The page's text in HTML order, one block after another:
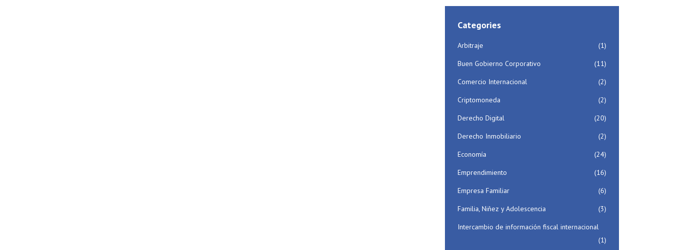
Categories
Arbitraje
(1)
Buen Gobierno Corporativo
(11)
Comercio Internacional
(2)
Criptomoneda
(2)
Derecho Digital
(20)
Derecho Inmobiliario
(2)
Economía
(24)
Emprendimiento
(16)
Empresa Familiar
(6)
Familia, Niñez y Adolescencia
(3)
Intercambio de información fiscal internacional
(1)